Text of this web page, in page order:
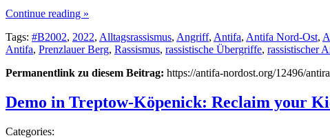
Continue reading »
Tags: #B2002, 2022, Alltagsrassismus, Angriff, Antifa, Antifa Nord-Ost,
Antifa, Prenzlauer Berg, Rassismus, rassistische Übergriffe, rassistischer
Permanentlink zu diesem Beitrag: https://antifa-nordost.org/12496/
Demo in Treptow-Köpenick: Reclaim your
Categories: